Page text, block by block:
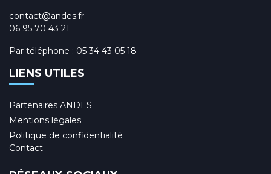
contact@andes.fr
06 95 70 43 21
Par téléphone : 05 34 43 05 18
LIENS UTILES
Partenaires ANDES
Mentions légales
Politique de confidentialité
Contact